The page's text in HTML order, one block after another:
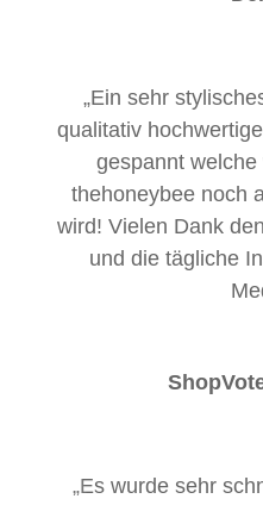
„Ein sehr
qualitativ
gespannt
thehoneybee noch
wird! Vielen Dank
und die tägliche
„Es wurde sehr